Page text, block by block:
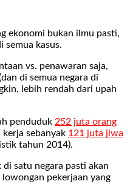
ekonomi bukan ilmu pasti,
semua kasus.
vs. penawaran saja,
di semua negara di
lebih rendah dari upah
penduduk 252 juta orang
sebanyak 121 juta jiwa
tahun 2014).
satu negara pasti akan
pekerjaan yang